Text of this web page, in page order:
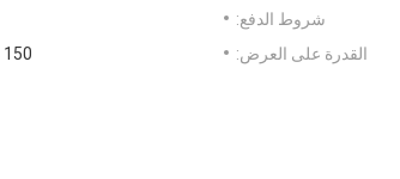
شروط الدفع:
القدرة على العرض:
150 طن متري شهريا